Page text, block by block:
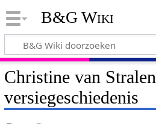
B&G Wiki
Christine van
versiegeschiedenis